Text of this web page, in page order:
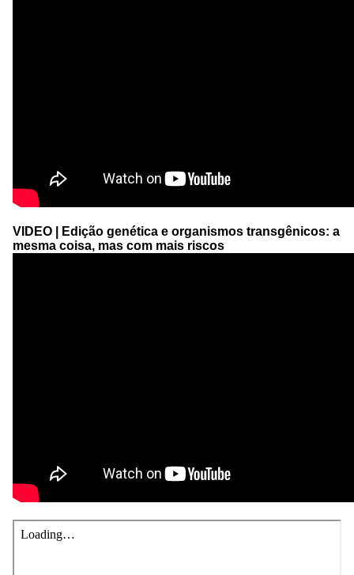
VIDEO | Edição genética e organismos transgênicos: a
mesma coisa, mas com mais riscos